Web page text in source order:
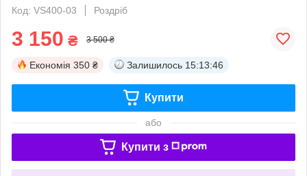
Код: VS400-03
Роздріб
3 150 ₴ 3 500 ₴
Економія 350 ₴ Залишилось 15:13:45
Купити
або
Купити з